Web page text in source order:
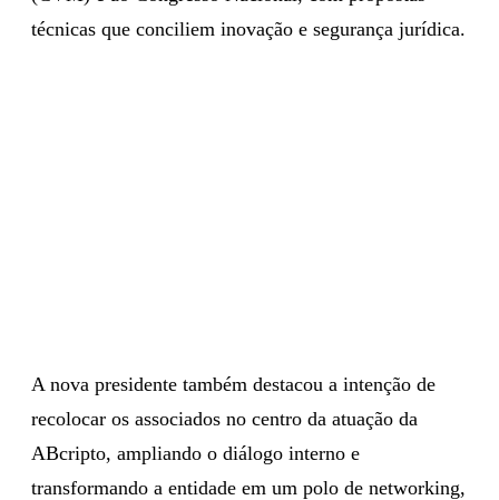
técnicas que conciliem inovação e segurança jurídica.
A nova presidente também destacou a intenção de
recolocar os associados no centro da atuação da
ABcripto, ampliando o diálogo interno e
transformando a entidade em um polo de networking,